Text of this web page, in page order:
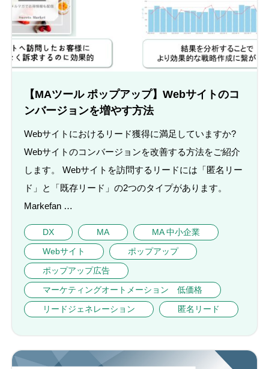
【MAツール ポップアップ】Webサイトのコ
ンバージョンを増やす方法
Webサイトにおけるリード獲得に満足していますか?
Webサイトのコンバージョンを改善する方法をご紹介
します。 Webサイトを訪問するリードには「匿名リー
ド」と「既存リード」の2つのタイプがあります。
Markefan …
DX MA
MA 中小企業
Webサイト
ポップアップ
ポップアップ広告
マーケティングオートメーション 低価格
リードジェネレーション
匿名リード